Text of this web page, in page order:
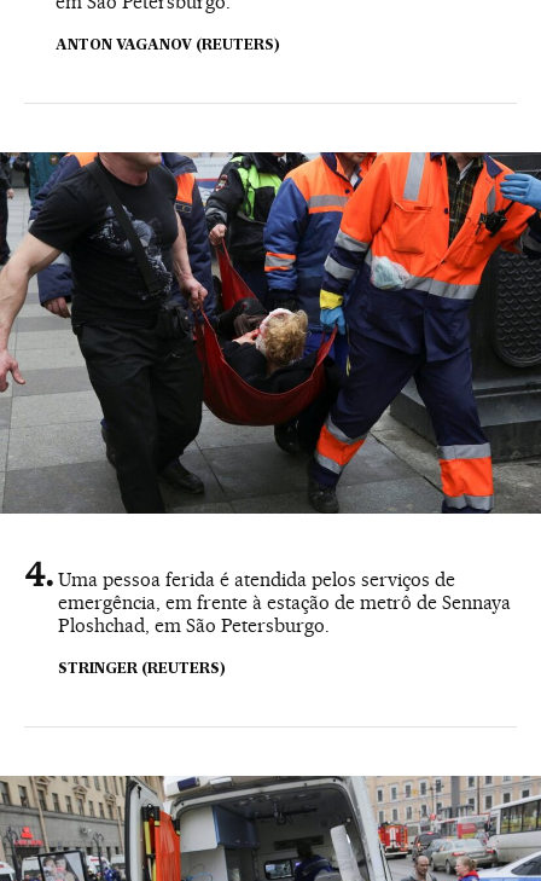
ANTON VAGANOV (REUTERS)
Uma pessoa ferida é atendida pelos serviços de
emergência, em frente à estação de metrô de Sennaya
Ploshchad, em São Petersburgo.
STRINGER (REUTERS)